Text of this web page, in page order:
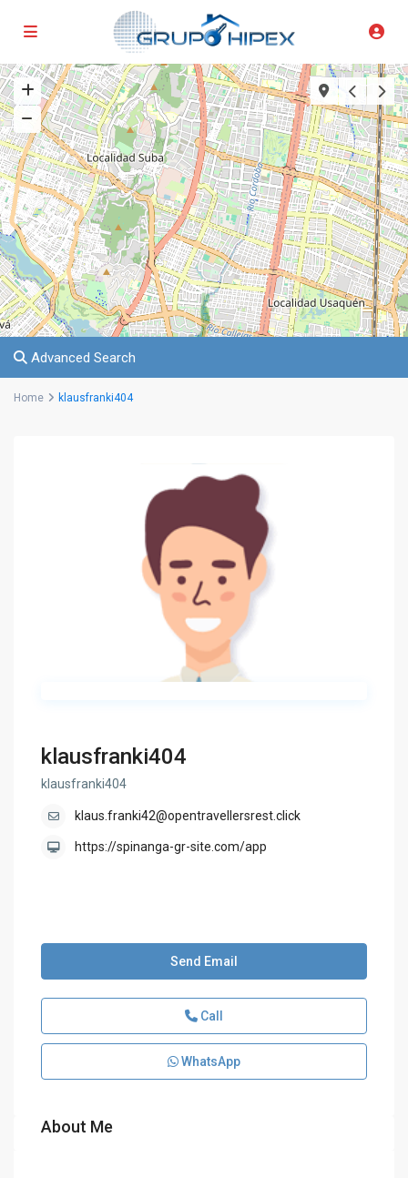
Advanced Search
Home klausfranki404
klausfranki404
klausfranki404
klaus.franki42@opentravellersrest.click
https://spinanga-gr-site.com/app
Send Email
Call
WhatsApp
About Me